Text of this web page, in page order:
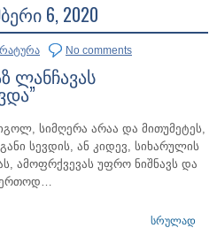
6, 2020
No comments
ლანჩავას
სიმღერა არაა და მითუმეტეს,
სევდის, ან კიდევ, სიხარულის
ამოფრქვევას უფრო ნიშნავს და
ᲡᲠᲣᲚᲐᲓ